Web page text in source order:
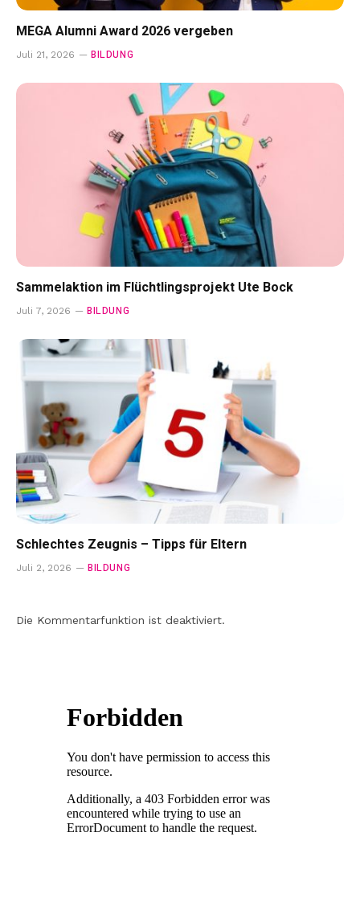
MEGA Alumni Award 2026 vergeben
Juli 21, 2026 BILDUNG
Sammelaktion im Flüchtlingsprojekt Ute Bock
Juli 7, 2026 BILDUNG
Schlechtes Zeugnis – Tipps für Eltern
Juli 2, 2026 BILDUNG
Die Kommentarfunktion ist deaktiviert.